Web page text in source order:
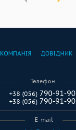
КОМПАНІЯ ДОВІДНИК
Телефон
+38 (056) 790-91-90
+38 (056) 790-91-90
E-mail